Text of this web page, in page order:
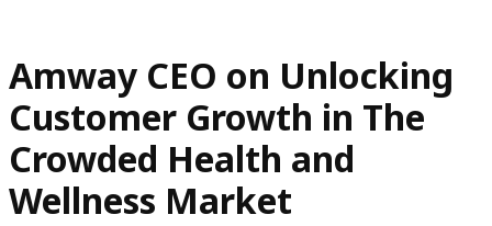
Amway CEO on Unlocking
Customer Growth in The
Crowded Health and
Wellness Market